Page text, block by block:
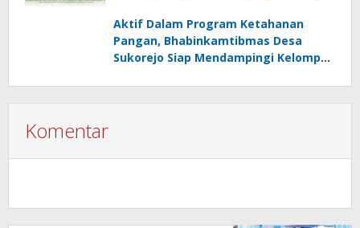
Aktif Dalam Program Ketahanan
Pangan, Bhabinkamtibmas Desa
Sukorejo Siap Mendampingi Kelompok
Komentar